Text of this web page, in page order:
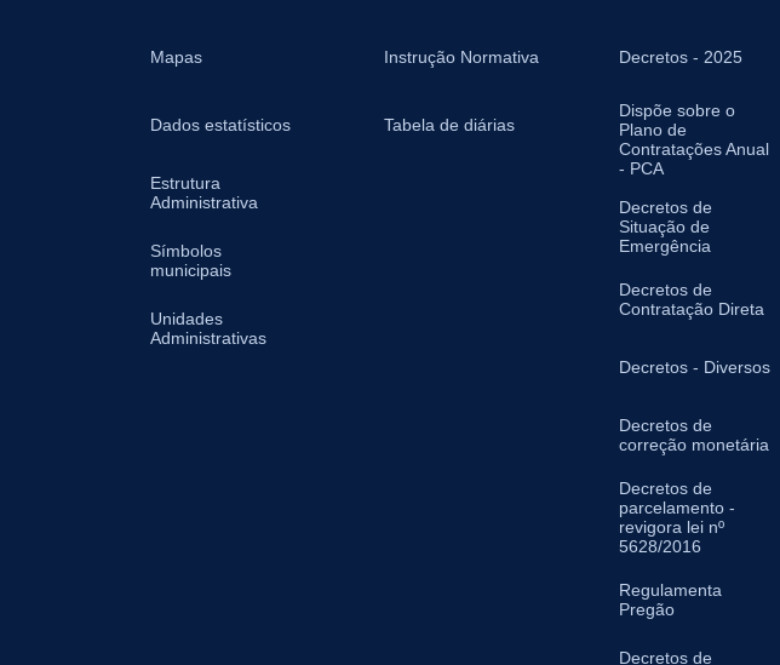
Mapas
Dados estatísticos
Estrutura
Administrativa
Símbolos
municipais
Unidades
Administrativas
Instrução Normativa
Tabela de diárias
Decretos - 2025
Dispõe sobre o
Plano de
Contratações Anual
- PCA
Decretos de
Situação de
Emergência
Decretos de
Contratação Direta
Decretos - Diversos
Decretos de
correção monetária
Decretos de
parcelamento -
revigora lei nº
5628/2016
Regulamenta
Pregão
Decretos de